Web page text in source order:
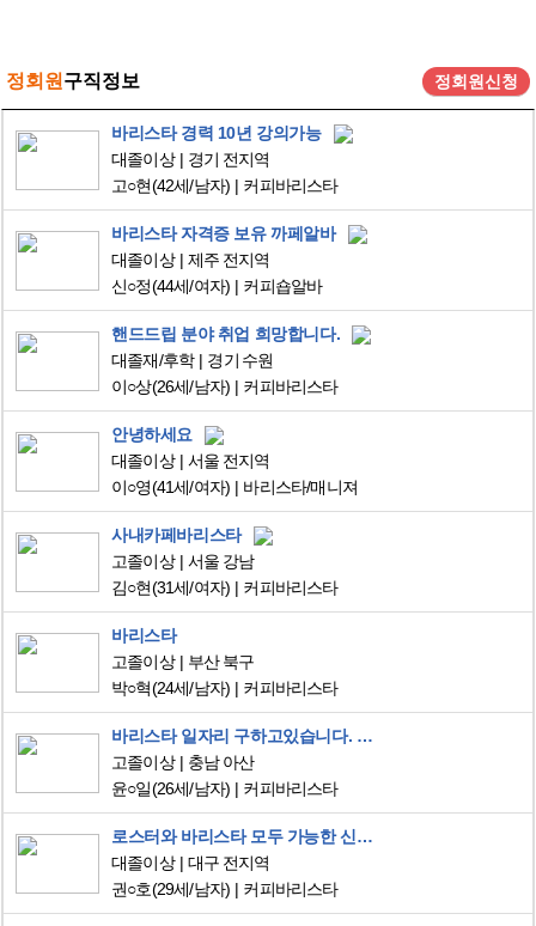
정회원 구직정보 정회원신청
바리스타 경력 10년 강의가능
대졸이상
경기 전지역
고○현(42세/남자) 커피바리스타
바리스타 자격증 보유 까페알바
대졸이상
제주 전지역
신○정(44세/여자) 커피숍알바
핸드드립 분야 취업 희망합니다.
대졸재/후학
경기 수원
이○상(26세/남자) 커피바리스타
안녕하세요
대졸이상
서울 전지역
이○영(41세/여자) 바리스타/매니져
사내카페바리스타
고졸이상
서울 강남
김○현(31세/여자) 커피바리스타
바리스타
고졸이상
부산 북구
박○혁(24세/남자) 커피바리스타
바리스타 일자리 구하고있습니다. 서비스업에서 근무 희망합니다.
고졸이상
충남 아산
윤○일(26세/남자) 커피바리스타
로스터와 바리스타 모두 가능한 신입니다 로스팅 분야로 지원합니다
대졸이상
대구 전지역
권○호(29세/남자) 커피바리스타